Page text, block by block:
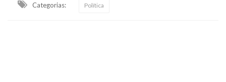
Categorias: Política